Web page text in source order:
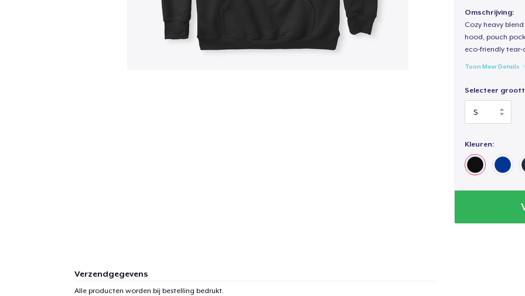
Omschrijving:
Cozy heavy
hood, pouch
eco-friendly tear-
Toon Meer Details
Selecteer
Kleuren:
Verzendgegevens
Alle producten worden bij bestelling bedrukt.